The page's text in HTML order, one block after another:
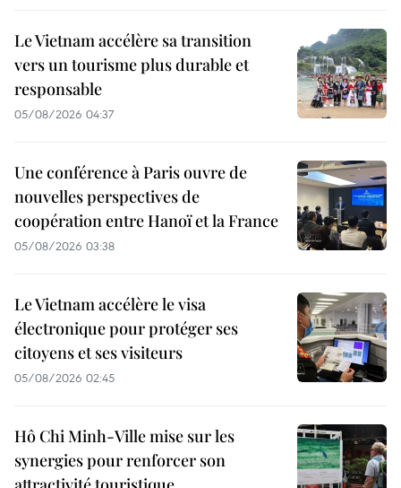
Le Vietnam accélère sa transition
vers un tourisme plus durable et
responsable
05/08/2026 04:37
Une conférence à Paris ouvre de
nouvelles perspectives de
coopération entre Hanoï et la France
05/08/2026 03:38
Le Vietnam accélère le visa
électronique pour protéger ses
citoyens et ses visiteurs
05/08/2026 02:45
Hô Chi Minh-Ville mise sur les
synergies pour renforcer son